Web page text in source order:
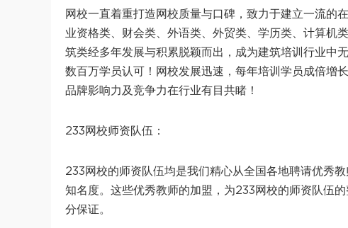
网校一直着重打造网校质量与口碑，致力于建立一流的
业资格类、财会类、外语类、外贸类、学历类、计算
筑类经多年发展与积累脱颖而出，成为建筑培训行业中
数百万学员认可！网校发展迅速，每年培训学员成倍增
品牌影响力及竞争力在行业有目共睹！
233网校师资队伍：
233网校的师资队伍均是我们精心从全国各地聘请优秀
知名度。这些优秀教师的加盟，为233网校的师资队伍
分保证。